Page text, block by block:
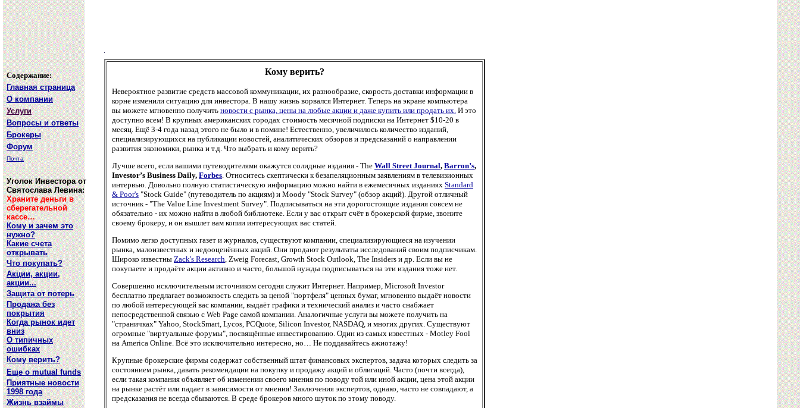
Содержание:
Главная страница
О компании
Услуги
Вопросы и ответы
Брокеры
Форум
Почта
Уголок Инвестора от
Святослава Левина:
Храните деньги в
сберегательной
кассе…
Кому и зачем это
нужно?
Какие счета
открывать
Что покупать?
Акции, акции,
акции...
Защита от потерь
Продажа без
покрытия
Когда рынок идет
вниз
О типичных
ошибках
Кому верить?
Еще о mutual funds
Приятные новости
1998 года
Жизнь взаймы
Кому верить?
Невероятное развитие средств массовой коммуникации, их разнообразие, скорость доставки информации в
корне изменили ситуацию для инвестора. В нашу жизнь ворвался Интернет. Теперь на экране компьютера
вы можете мгновенно получить новости с рынка, цены на любые акции и даже купить или продать их. И это
доступно всем! В крупных американских городах стоимость месячной подписки на Интернет $10-20 в
месяц. Ещё 3-4 года назад этого не было и в помине! Естественно, увеличилось количество изданий,
специализирующихся на публикации новостей, аналитических обзоров и предсказаний о направлении
развития экономики, рынка и т.д. Что выбрать и кому верить?
Лучше всего, если вашими путеводителями окажутся солидные издания - The Wall Street Journal, Barron’s,
Investor’s Business Daily, Forbes. Относитесь скептически к безапеляционным заявлениям в телевизионных
интервью. Довольно полную статистическую информацию можно найти в ежемесячных изданиях Standard
& Poor's "Stock Guide" (путеводитель по акциям) и Moody "Stock Survey" (обзор акций). Другой отличный
источник - "The Value Line Investment Survey". Подписываться на эти дорогостоящие издания совсем не
обязательно - их можно найти в любой библиотеке. Если у вас открыт счёт в брокерской фирме, звоните
своему брокеру, и он вышлет вам копии интересующих вас статей.
Помимо легко доступных газет и журналов, существуют компании, специализирующиеся на изучении
рынка, малоизвестных и недооценённых акций. Они продают результаты исследований своим подписчикам.
Широко известны Zack's Research, Zweig Forecast, Growth Stock Outlook, The Insiders и др. Если вы не
покупаете и продаёте акции активно и часто, большой нужды подписываться на эти издания тоже нет.
Совершенно исключительным источником сегодня служит Интернет. Например, Microsoft Investor
бесплатно предлагает возможность следить за ценой "портфеля" ценных бумаг, мгновенно выдаёт новости
по любой интересующей вас компании, выдаёт графики и технический анализ и часто снабжает
непосредственной связью с Web Page самой компании. Аналогичные услуги вы можете получить на
"страничках" Yahoo, StockSmart, Lycos, PCQuote, Silicon Investor, NASDAQ, и многих других. Существуют
огромные "виртуальные форумы", посвящённые инвестированию. Один из самых известных - Motley Fool
на America Online. Всё это исключительно интересно, но… Не поддавайтесь ажиотажу!
Крупные брокерские фирмы содержат собственный штат финансовых экспертов, задача которых следить за
состоянием рынка, давать рекомендации на покупку и продажу акций и облигаций. Часто (почти всегда),
если такая компания объявляет об изменении своего мнения по поводу той или иной акции, цена этой акции
на рынке растёт или падает в зависимости от мнения! Заключения экспертов, однако, часто не совпадают, а
предсказания не всегда сбываются. В среде брокеров много шуток по этому поводу.